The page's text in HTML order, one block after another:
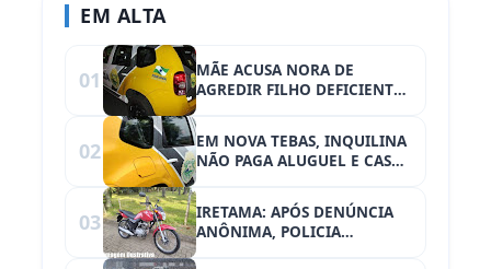
EM ALTA
01
MÃE ACUSA NORA DE
AGREDIR FILHO DEFICIENTE
02
EM NOVA TEBAS, INQUILINA
NÃO PAGA ALUGUEL E CASO
03
IRETAMA: APÓS DENÚNCIA
ANÔNIMA, POLICIA